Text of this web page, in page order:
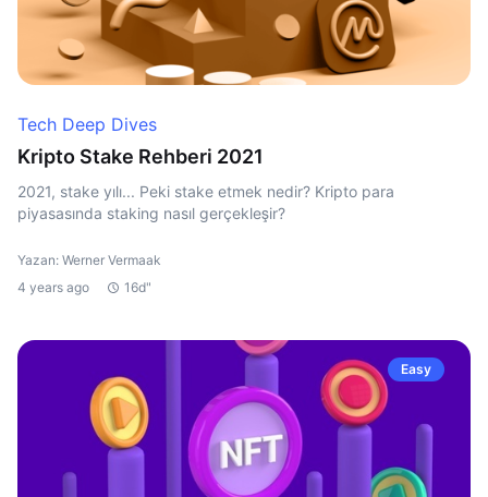
Tech Deep Dives
Kripto Stake Rehberi 2021
2021, stake yılı... Peki stake etmek nedir? Kripto para
piyasasında staking nasıl gerçekleşir?
Yazan: Werner Vermaak
4 years ago
16d"
Easy